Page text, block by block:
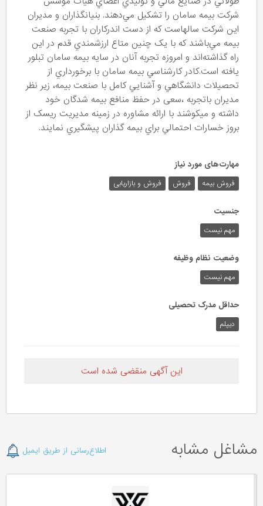
شركت بيمه سامان را تشكيل مي‌دهند. بنيانگذاران و مديران
اين شرکت سالهاست که از دست ‌اندرکاران با تجربه صنعت
بيمه مي‌باشند که با يک چنين متاع ارزشمندي قدم در اين
راه گذاشته‌اند و امروزه تجربه آنان در سايه بيمه سامان تبلور
يافته است.کادر کارشناسي بيمه سامان با برخورداري از
تحصيلات دانشگاهي و آشنايي کامل با صنعت بيمه، زير نظر
مديران باتجربه ،سعی در حفظ منافع بیمه شدگان خود
داشته و میکوشند با ارائه مشاوره در زمینه مدیریت ریسک از
بروز خسارات احتمالي براي بيمه گذاران پيشگيري نمايند.
مهارت‌های مورد نیاز
فروش بیمه فروش فروش و بازاریابی
جنسیت
مهم نیست
وضعیت نظام وظیفه
مهم‌ نیست
حداقل مدرک تحصیلی
دیپلم
این آگهی منقضی شده است
مشاغل مشابه اطلاع‌رسانی از طریق ایمیل